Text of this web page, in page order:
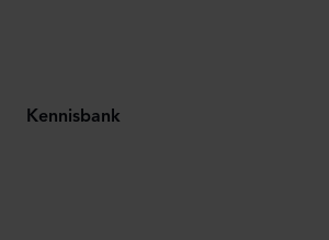
Kennisbank